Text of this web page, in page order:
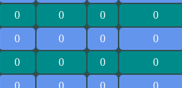
0 0 0
0
0 0 0
0
0 0 0
0
0 0 0
0